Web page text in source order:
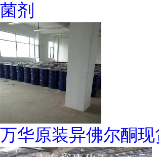
菌剂
万华原装异佛尔酮现